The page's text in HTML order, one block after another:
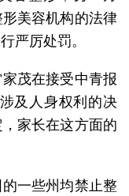
美容机构的法律
严厉处罚。
茂在接受中青报
及人身权利的决
家长在这方面的
一些州均禁止整